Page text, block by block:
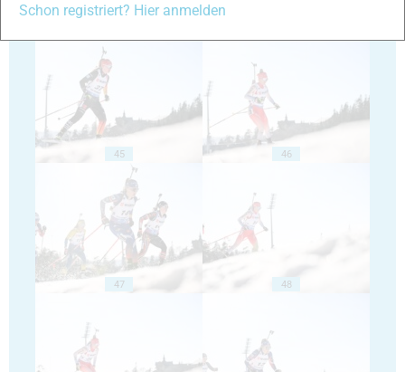
45 46
47 48
Schon registriert? Hier anmelden